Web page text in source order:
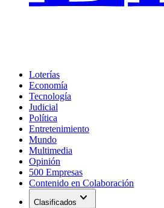
Loterías
Economía
Tecnología
Judicial
Política
Entretenimiento
Mundo
Multimedia
Opinión
500 Empresas
Contenido en Colaboración
Clasificados expand_more